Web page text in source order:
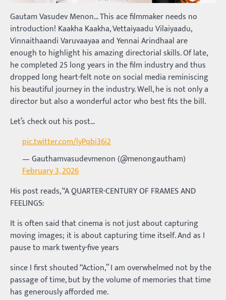
Gautam Vasudev Menon… This ace filmmaker needs no
introduction! Kaakha Kaakha, Vettaiyaadu Vilaiyaadu,
Vinnaithaandi Varuvaayaa and Yennai Arindhaal are
enough to highlight his amazing directorial skills. Of late,
he completed 25 long years in the film industry and thus
dropped long heart-felt note on social media reminiscing
his beautiful journey in the industry. Well, he is not only a
director but also a wonderful actor who best fits the bill.
Let’s check out his post…
pic.twitter.com/lyPqbi36i2
— Gauthamvasudevmenon (@menongautham)
February 3, 2026
His post reads, “A QUARTER-CENTURY OF FRAMES AND
FEELINGS:
It is often said that cinema is not just about capturing
moving images; it is about capturing time itself. And as I
pause to mark twenty-five years
since I first shouted “Action,” I am overwhelmed not by the
passage of time, but by the volume of memories that time
has generously afforded me.